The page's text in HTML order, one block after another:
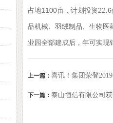
占地1100亩，计划投资
品机械、羽绒制品、生物医
业园全部建成后，年可实
上一篇： 喜讯！集团荣登
下一篇： 泰山恒信有限公司